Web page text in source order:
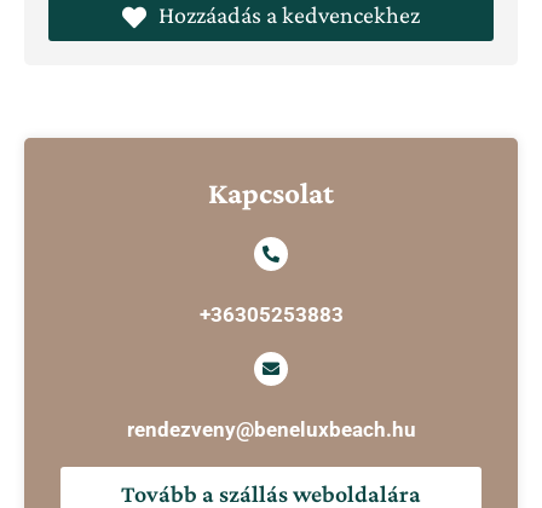
Hozzáadás a kedvencekhez
Kapcsolat
+36305253883
rendezveny@beneluxbeach.hu
Tovább a szállás weboldalára